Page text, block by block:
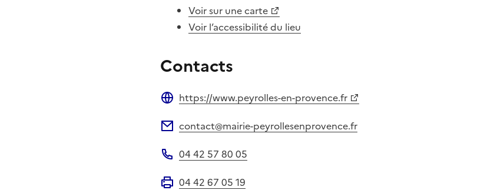
Voir sur une carte
Voir l’accessibilité du lieu
Contacts
https://www.peyrolles-en-provence.fr
contact@mairie-peyrollesenprovence.fr
04 42 57 80 05
04 42 67 05 19